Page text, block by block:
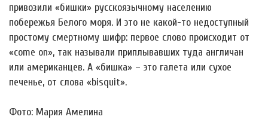
привозили «бишки» русскоязычному населению
побережья Белого моря. И это не какой-то недоступный
простому смертному шифр: первое слово происходит от
«come on», так называли приплывавших туда англичан
или американцев. А «бишка» – это галета или сухое
печенье, от слова «bisquit».
Фото: Мария Амелина